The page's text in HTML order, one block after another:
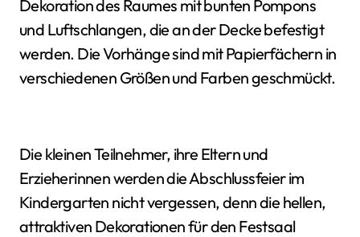
Dekoration des Raumes mit bunten Pompons
und Luftschlangen, die an der Decke befestigt
werden. Die Vorhänge sind mit Papierfächern in
verschiedenen Größen und Farben geschmückt.
Die kleinen Teilnehmer, ihre Eltern und
Erzieherinnen werden die Abschlussfeier im
Kindergarten nicht vergessen, denn die hellen,
attraktiven Dekorationen für den Festsaal